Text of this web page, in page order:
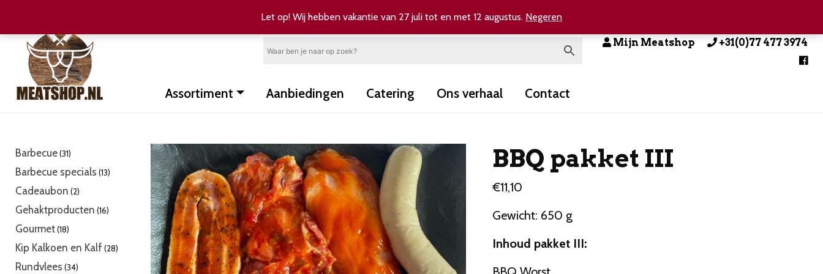
Mijn Meatshop +31(0)77 477 3974
Assortiment Aanbiedingen Catering Ons verhaal Contact
Barbecue 3131
Barbecue specials 1313
Cadeaubon 22
Gehaktproducten 1616
Gourmet 1818
Kip Kalkoen en Kalf 2828
producten
Rundvlees 3434
BBQ pakket III
€11,10
Gewicht: 650 g
Inhoud pakket III:
Let op! Wij hebben vakantie van 27 juli tot en met 12 augustus. Negeren